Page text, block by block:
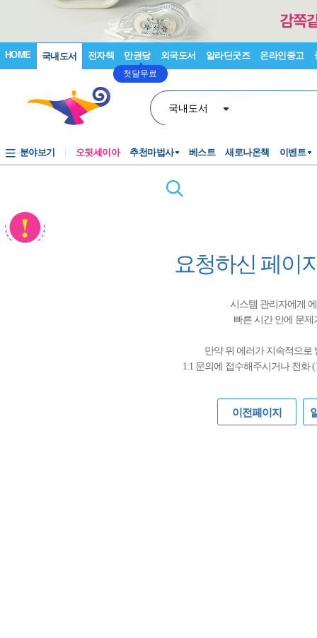
HOME 국내도서 전자책 만권당
첫달무료
외국도서 알라딘굿즈 온라인중고
국내도서
분야보기 오뒷세이아 추천마법사 베스트 새로나온책 이벤트
요청하신 페이
시스템 관리자에게
빠른 시간 안에 문
만약 위 에러가 지속적으로
1:1 문의에 접수해주시거나 전화 (
이전페이지